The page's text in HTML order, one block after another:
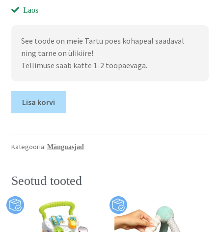
Laos
See toode on meie Tartu poes kohapeal saadaval
ning tarne on ülikiire!
Tellimuse saab kätte 1-2 tööpäevaga.
Lisa korvi
Kategooria: Mänguasjad
Seotud tooted